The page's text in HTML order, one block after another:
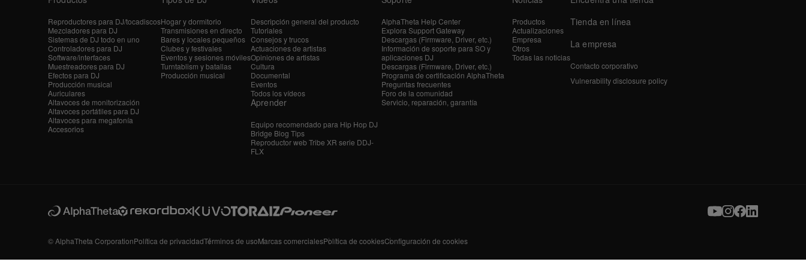
Reproductores para DJ/tocadiscos
Mezcladores para DJ
Sistemas de DJ todo en uno
Controladores para DJ
Software/interfaces
Muestreadores para DJ
Efectos para DJ
Producción musical
Auriculares
Altavoces de monitorización
Altavoces portátiles para DJ
Altavoces para megafonía
Accesorios
Hogar y dormitorio
Transmisiones en directo
Bares y locales pequeños
Clubes y festivales
Eventos y sesiones móviles
Turntablism y batallas
Producción musical
Descripción general del producto
Tutoriales
Consejos y trucos
Actuaciones de artistas
Opiniones de artistas
Cultura
Documental
Eventos
Todos los vídeos
Aprender
Equipo recomendado para Hip Hop DJ
Bridge Blog Tips
Reproductor web Tribe XR serie DDJ-
FLX
AlphaTheta Help Center
Explora Support Gateway
Descargas (Firmware, Driver, etc.)
Información de soporte para SO y
aplicaciones DJ
Descargas (Firmware, Driver, etc.)
Programa de certificación AlphaTheta
Preguntas frecuentes
Foro de la comunidad
Servicio, reparación, garantía
Productos
Actualizaciones
Empresa
Otros
Todas las noticias
Tienda en línea
La empresa
Contacto corporativo
Vulnerability disclosure policy
© AlphaTheta CorporationPolítica de privacidadTérminos de usoMarcas comercialesPolítica de cookiesConfiguración de cookies